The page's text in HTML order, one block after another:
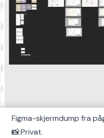
Figma-skjermdump fra
📸:Privat.